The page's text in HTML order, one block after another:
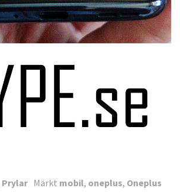
Prylar Märkt mobil, oneplus, Oneplus